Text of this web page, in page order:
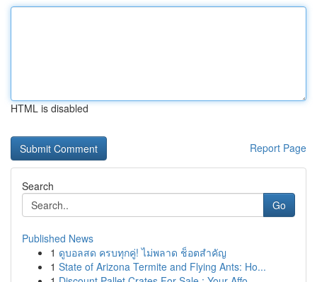
HTML is disabled
Report Page
Search
Go
Published News
1 ดูบอลสด ครบทุกคู่! ไม่พลาด ช็อตสำคัญ
1 State of Arizona Termite and Flying Ants: Ho...